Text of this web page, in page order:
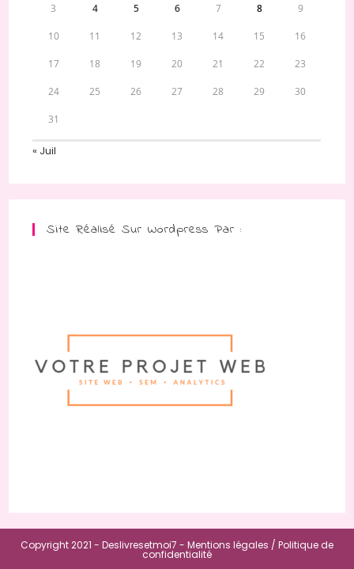
3 4 5 6 7 8 9
10 11 12 13 14 15 16
17 18 19 20 21 22 23
24 25 26 27 28 29 30
31
« Juil
Site Réalisé Sur Wordpress Par :
Copyright 2021 - Deslivresetmoi7 - Mentions légales / Politique de
confidentialité